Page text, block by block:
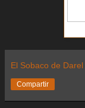
El Sobaco de Darel
Compartir